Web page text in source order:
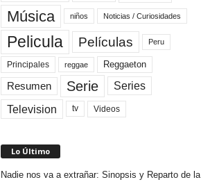
Música niños Noticias / Curiosidades
Pelicula Películas Peru
Principales reggae Reggaeton
Resumen Serie Series
Television tv Videos
Lo Último
Nadie nos va a extrañar: Sinopsis y Reparto de la